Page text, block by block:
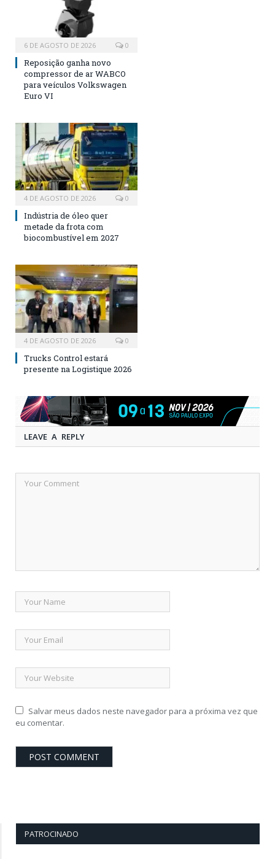
6 DE AGOSTO DE 2026 0
Reposição ganha novo
compressor de ar WABCO
para veículos Volkswagen
Euro VI
4 DE AGOSTO DE 2026 0
Indústria de óleo quer
metade da frota com
biocombustível em 2027
4 DE AGOSTO DE 2026 0
Trucks Control estará
presente na Logistique 2026
LEAVE A REPLY
Salvar meus dados neste navegador para a próxima vez que
eu comentar.
PATROCINADO